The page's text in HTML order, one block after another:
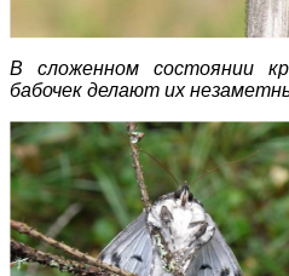
В сложенном состоянии
бабочек делают их